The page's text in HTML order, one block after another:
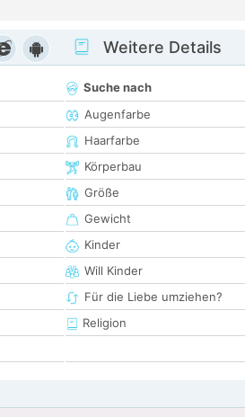
Weitere Details
Suche nach
Augenfarbe
Haarfarbe
Körperbau
Größe
Gewicht
Kinder
Will Kinder
Für die Liebe umziehen?
Religion